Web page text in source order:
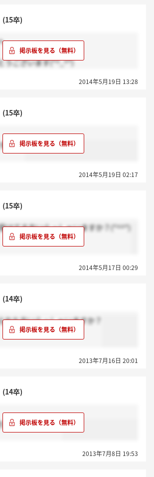
(15卒)
うございます(*^_^*)
2014年5月19日 13:28
(15卒)
(^-^)/
2014年5月19日 02:17
(15卒)
けてる方いらっしゃいますか？(*^^*)
2014年5月17日 00:29
(14卒)
れた方いらっしゃいますか？
2013年7月16日 20:01
(14卒)
んですか？(*^^*)
2013年7月8日 19:53